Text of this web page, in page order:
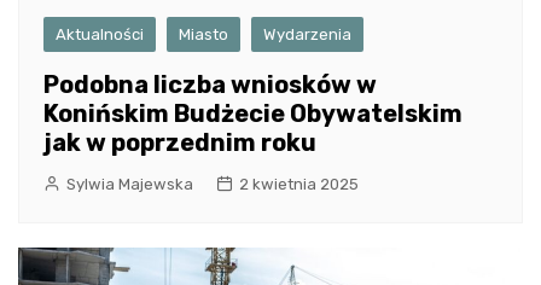
Aktualności Miasto Wydarzenia
Podobna liczba wniosków w
Konińskim Budżecie Obywatelskim
jak w poprzednim roku
Sylwia Majewska 2 kwietnia 2025